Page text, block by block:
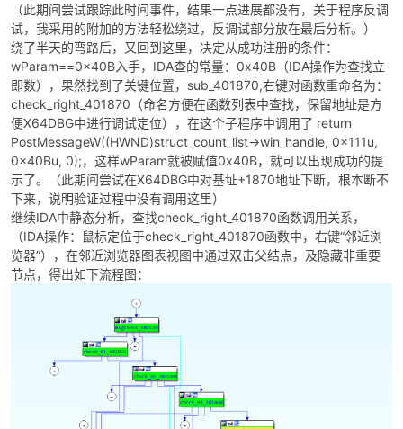
（此期间尝试跟踪此时间事件，结果一点进展都没有，关于程序反调
试，我采用的附加的方法轻松绕过，反调试部分放在最后分析。）
绕了半天的弯路后，又回到这里，决定从成功注册的条件：
wParam==0x40B入手，IDA查的常量：0x40B（IDA操作为查找立
即数），果然找到了关键位置，sub_401870,右键对函数重命名为：
check_right_401870（命名方便在函数列表中查找，保留地址是方
便X64DBG中进行调试定位），在这个子程序中调用了 return
PostMessageW((HWND)struct_count_list->win_handle, 0x111u,
0x40Bu, 0);，这样wParam就被赋值0x40B，就可以出现成功的提
示了。（此期间尝试在X64DBG中对基址+1870地址下断，根本断不
下来，说明验证过程中没有调用这里）
继续IDA中静态分析，查找check_right_401870函数调用关系，
（IDA操作：鼠标定位于check_right_401870函数中，右键“邻近浏
览器”），在邻近浏览器图表视图中通过双击父结点，及隐藏非重要
节点，得出如下流程图：